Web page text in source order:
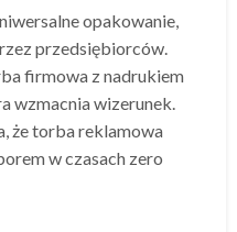
opakowanie,
przedsiębiorców.
firmowa z nadrukiem
wzmacnia wizerunek.
że torba reklamowa
w czasach zero